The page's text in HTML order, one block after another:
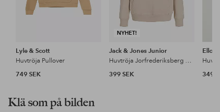
Lyle & Scott
Huvtröja Pullover
749 SEK
NYHET!
Jack & Jones Junior
Huvtröja Jorfrederiksberg Monogram Sweat Hoo
399 SEK
Ellos
349
Klä som på bilden